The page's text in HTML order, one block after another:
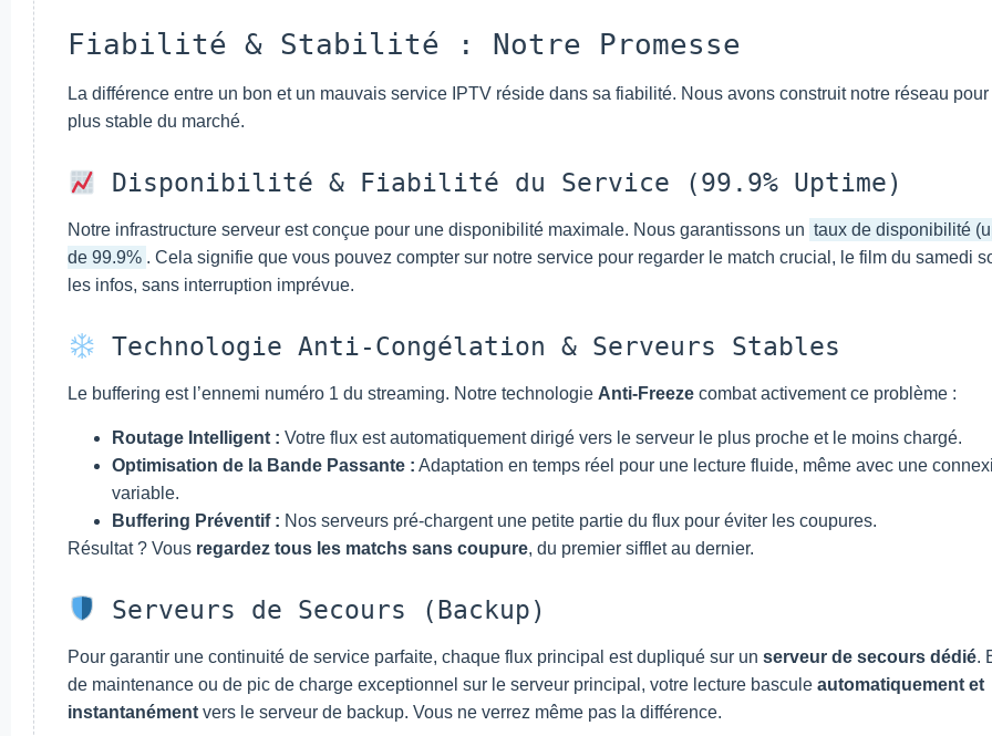
Fiabilité & Stabilité : Notre Promesse
La différence entre un bon et un mauvais service IPTV réside dans sa fiabilité. Nous avons construit notre réseau
plus stable du marché.
Disponibilité & Fiabilité du Service (99.9% Uptime)
Notre infrastructure serveur est conçue pour une disponibilité maximale. Nous garantissons un taux de disponibilité
de 99.9% . Cela signifie que vous pouvez compter sur notre service pour regarder le match crucial, le film du samedi
les infos, sans interruption imprévue.
Technologie Anti-Congélation & Serveurs Stables
Le buffering est l’ennemi numéro 1 du streaming. Notre technologie Anti-Freeze combat activement ce problème :
Routage Intelligent : Votre flux est automatiquement dirigé vers le serveur le plus proche et le moins chargé.
Optimisation de la Bande Passante : Adaptation en temps réel pour une lecture fluide, même avec une
variable.
Buffering Préventif : Nos serveurs pré-chargent une petite partie du flux pour éviter les coupures.
Résultat ? Vous regardez tous les matchs sans coupure, du premier sifflet au dernier.
Serveurs de Secours (Backup)
Pour garantir une continuité de service parfaite, chaque flux principal est dupliqué sur un serveur de secours dédié.
de maintenance ou de pic de charge exceptionnel sur le serveur principal, votre lecture bascule automatiquement et
instantanément vers le serveur de backup. Vous ne verrez même pas la différence.